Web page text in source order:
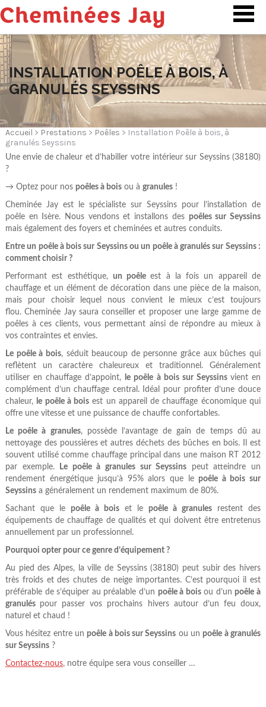
SOCIÉTÉ
PRESTATIONS
RÉALISATIONS
CONTACT
INSTALLATION POÊLE À BOIS, À
GRANULÉS SEYSSINS
Accueil > Prestations > Poêles > Installation Poêle à bois, à
granulés Seyssins
Une envie de chaleur et d’habiller votre intérieur sur Seyssins (38180)
?
→ Optez pour nos poêles à boisou à granules!
Cheminée Jay est le spécialiste sur Seyssins pour l’installation de
poêle en Isère. Nous vendons et installons des poêles sur Seyssins
mais également des foyers et cheminées et autres conduits.
Entre un poêle à bois sur Seyssins ou un poêle à granulés sur Seyssins :
comment choisir ?
Performant est esthétique, un poêleest à la fois un appareil de
chauffage et un élément de décoration dans une pièce de la maison,
mais pour choisir lequel nous convient le mieux c’est toujours
flou. Cheminée Jay saura conseiller et proposer une large gamme de
poêles à ces clients, vous permettant ainsi de répondre au mieux à
vos contraintes et envies.
Le poêle à bois, séduit beaucoup de personne grâce aux bûches qui
reflètent un caractère chaleureux et traditionnel. Généralement
utiliser en chauffage d’appoint,
le poêle à bois sur Seyssins vient en
complément d’un chauffage central. Idéal pour profiter d’une douce
chaleur, le poêle à bois est un appareil de chauffage économique qui
offre une vitesse et une puissance de chauffe confortables.
Le poêle à granules, possède l’avantage de gain de temps dû au
nettoyage des poussières et autres déchets des bûches en bois. Il est
souvent utilisé comme chauffage principal dans une maison RT 2012
par exemple.
Le poêle à granules sur Seyssins peut atteindre un
rendement énergétique jusqu’à 95% alors que le poêle à bois sur
Seyssinsa généralement un rendement maximum de 80%.
Sachant que le poêle à bois et le poêle à granules restent des
équipements de chauffage de qualités et qui doivent être entretenus
annuellement par un professionnel.
Pourquoi opter pour ce genre d’équipement ?
Au pied des Alpes, la ville de Seyssins (38180) peut subir des hivers
très froids et des chutes de neige importantes. C’est pourquoi il est
préférable de s’équiper au préalable d’un poêle à boisou d’un poêle à
granulés pour passer vos prochains hivers autour d’un feu doux,
naturel et chaud !
Vous hésitez entre un poêle à bois sur Seyssins ou un poêle à granulés
sur Seyssins?
Contactez-nous, notre équipe sera vous conseiller …